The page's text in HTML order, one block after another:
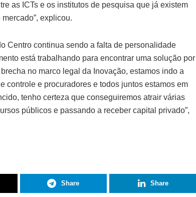
as ICTs e os institutos de pesquisa que já existem
explicou.
Centro continua sendo a falta de personalidade
está trabalhando para encontrar uma solução por
no marco legal da Inovação, estamos indo a
controle e procuradores e todos juntos estamos em
tenho certeza que conseguiremos atrair várias
públicos e passando a receber capital privado”,
Share Share